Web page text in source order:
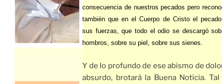
consecuencia de nuestros pecados pero
también que en el Cuerpo de Cristo el
sus fuerzas, que todo el odio se descargó
hombros, sobre su piel, sobre sus sienes.
Y de lo profundo de ese abismo de
absurdo, brotará la Buena Noticia.